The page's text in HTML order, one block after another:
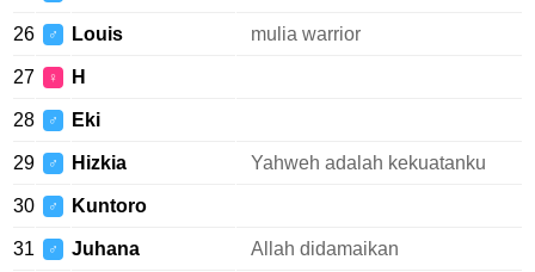
26 ♂ Louis mulia warrior
27 ♀ H
28 ♂ Eki
29 ♂ Hizkia Yahweh adalah kekuatanku
30 ♂ Kuntoro
31 ♂ Juhana Allah didamaikan